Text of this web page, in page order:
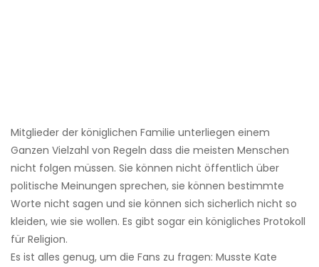
Mitglieder der königlichen Familie unterliegen einem
Ganzen Vielzahl von Regeln dass die meisten Menschen
nicht folgen müssen. Sie können nicht öffentlich über
politische Meinungen sprechen, sie können bestimmte
Worte nicht sagen und sie können sich sicherlich nicht so
kleiden, wie sie wollen. Es gibt sogar ein königliches Protokoll
für Religion.
Es ist alles genug, um die Fans zu fragen: Musste Kate